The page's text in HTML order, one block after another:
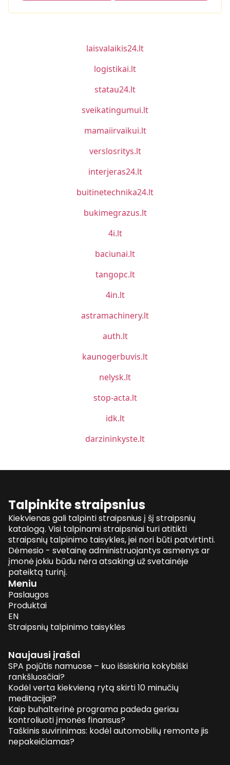
laisvalaikis24.lt
logistikai.lt
statau24.lt
sveikatingumui.lt
mamaiirvaikui.lt
verslosritys.lt
interjeras24.lt
buitinetechnika24.lt
bukimegrazus.lt
4i.lt
baciunai.lt
tangopc.lt
4in.lt
astramachinery.lt
auth.lt
kaunogerbuvis.lt
nelysk.lt
stop-acta.lt
idk.lt
darzininkyste.lt
Talpinkite straipsnius
Kiekvienas gali talpinti straipsnius į šį straipsnių
katalogą. Visi talpinami straipsniai turi atitikti
straipsnių talpinimo taisykles, jei nori būti patvirtinti.
Dėmesio - svetainę administruojantys asmenys ar
įmonė jokiu būdu nėra atsakingi už svetainėje
pateiktą turinį.
Meniu
Paslaugos
Produktai
EN
Straipsnių talpinimo taisyklės
Naujausi įrašai
SPA pojūtis namuose – kuo išsiskiria kokybiški
rankšluosčiai?
Kodėl verta kiekvieną rytą skirti 10 minučių
meditacijai?
Kaip buhalterinė programa padeda geriau
kontroliuoti įmonės finansus?
Taškinis suvirinimas: kodėl automobilių remonte jis
nepakeičiamas?